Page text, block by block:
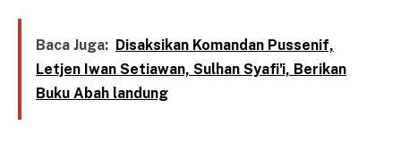
Baca Juga: Disaksikan Komandan Pussenif,
Letjen Iwan Setiawan, Sulhan Syafi'i, Berikan
Buku Abah landung